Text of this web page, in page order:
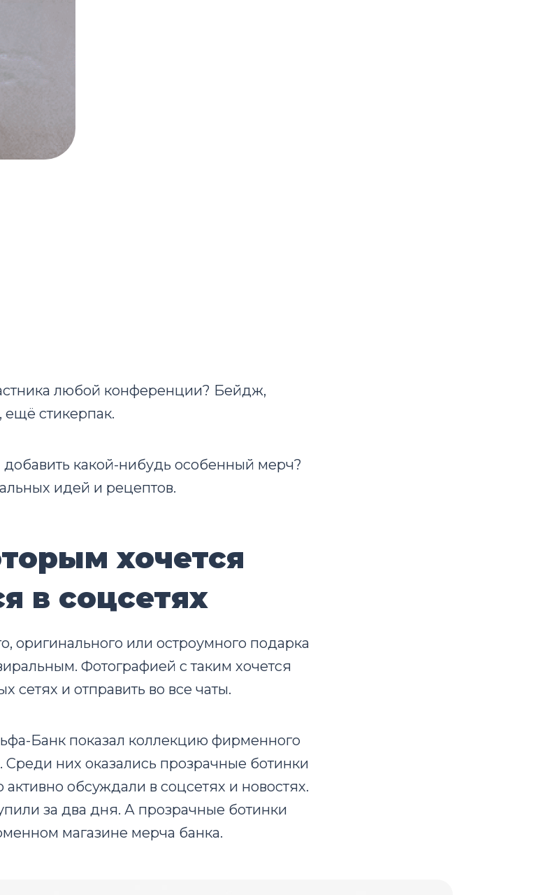
любой конференции? Бейдж,
ещё стикерпак.
добавить какой-нибудь особенный мерч?
идей и рецептов.
хочется
в соцсетях
оригинального или остроумного подарка
Фотографией с таким хочется
сетях и отправить во все чаты.
Банк показал коллекцию фирменного
Среди них оказались прозрачные ботинки
обсуждали в соцсетях и новостях.
за два дня. А прозрачные ботинки
магазине мерча банка.